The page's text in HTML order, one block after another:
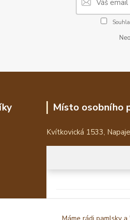
Místo osobního
Kvítkovická 1533,